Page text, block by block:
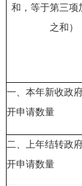
和，等于第三项
之和）
一、本年新收政
开申请数量
二、上年结转政
开申请数量